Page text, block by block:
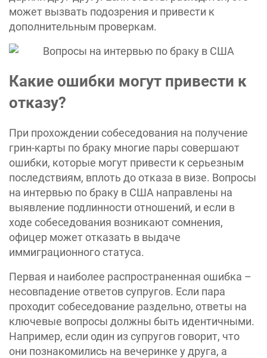
может вызвать подозрения и привести к
дополнительным проверкам.
Какие ошибки могут привести к
отказу?
При прохождении собеседования на получение
грин-карты по браку многие пары совершают
ошибки, которые могут привести к серьезным
последствиям, вплоть до отказа в визе. Вопросы
на интервью по браку в США направлены на
выявление подлинности отношений, и если в
ходе собеседования возникают сомнения,
офицер может отказать в выдаче
иммиграционного статуса.
Первая и наиболее распространенная ошибка –
несовпадение ответов супругов. Если пара
проходит собеседование раздельно, ответы на
ключевые вопросы должны быть идентичными.
Например, если один из супругов говорит, что
они познакомились на вечеринке у друга, а